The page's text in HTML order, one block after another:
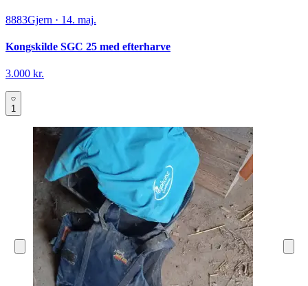
8883Gjern · 14. maj.
Kongskilde SGC 25 med efterharve
3.000 kr.
1